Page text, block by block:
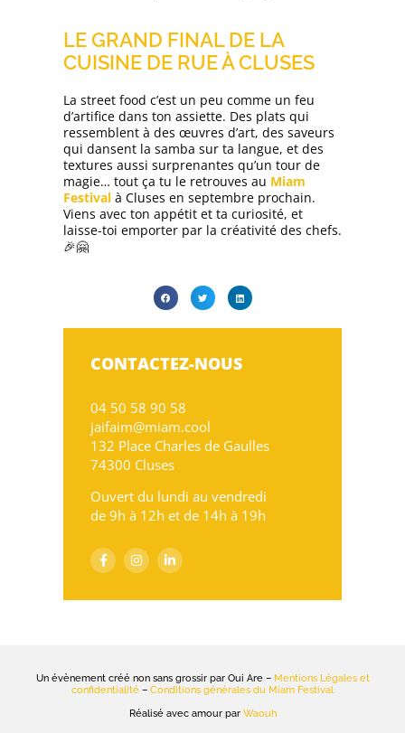
LE GRAND FINAL DE LA
CUISINE DE RUE À CLUSES
La street food c’est un peu comme un feu
d’artifice dans ton assiette. Des plats qui
ressemblent à des œuvres d’art, des saveurs
qui dansent la samba sur ta langue, et des
textures aussi surprenantes qu’un tour de
magie… tout ça tu le retrouves au Miam
Festival à Cluses en septembre prochain.
Viens avec ton appétit et ta curiosité, et
laisse-toi emporter par la créativité des chefs.
🎉🤗
CONTACTEZ-NOUS
04 50 58 90 58
jaifaim@miam.cool
132 Place Charles de Gaulles
74300 Cluses
Ouvert du lundi au vendredi
de 9h à 12h et de 14h à 19h
Un évènement créé non sans grossir par Oui Are – Mentions Légales et
confidentialité – Conditions générales du Miam Festival
Réalisé avec amour par Waouh